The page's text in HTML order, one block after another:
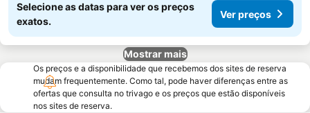
Selecione as datas para ver os preços
exatos.
Ver preços
Mostrar mais
Os preços e a disponibilidade que recebemos dos sites de reserva
mudam frequentemente. Como tal, pode haver diferenças entre as
ofertas que consulta no trivago e os preços que estão disponíveis
nos sites de reserva.